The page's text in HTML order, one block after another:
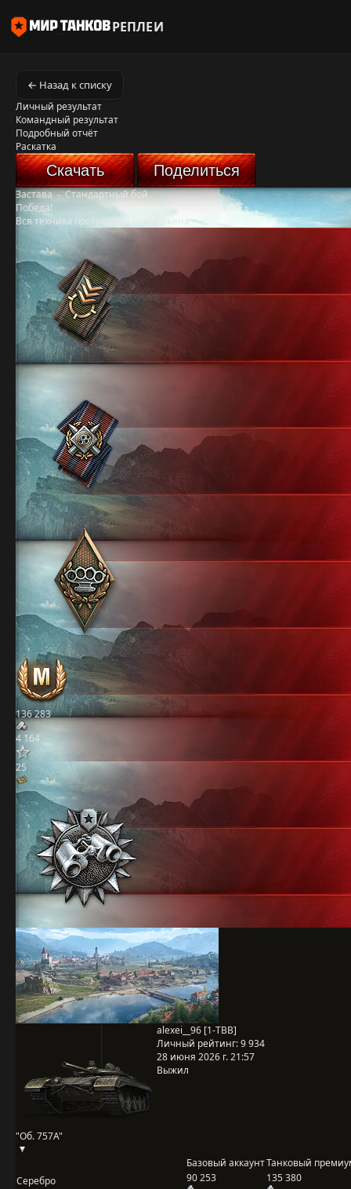
РЕПЛЕИ
← Назад к списку
Личный результат
Командный результат
Подробный отчёт
Раскатка
Скачать Поделиться
Застава-Стандартный бой
Победа!
Вся техника противника уничтожена
136 283
4 164
25
"Об. 757А"
alexei__96 [1-TBB]
Личный рейтинг:9 934
28 июня 2026 г. 21:57
Выжил
Базовый аккаунтТанковый
Серебро
90 253
135 380